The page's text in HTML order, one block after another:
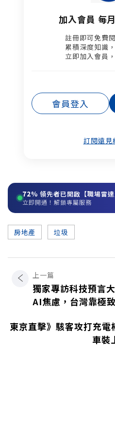
加入會員 每
註冊即可免費
累積深度知識
立即加入會員
會員登入
訂閱遠見
72% 領先者已開啟【職場雷達
立即開通！解鎖專屬服務
房地產 垃圾
上一篇
獨家專訪科技預言
AI焦慮，台灣靠極
東京直擊》駭客攻打充電
車裝